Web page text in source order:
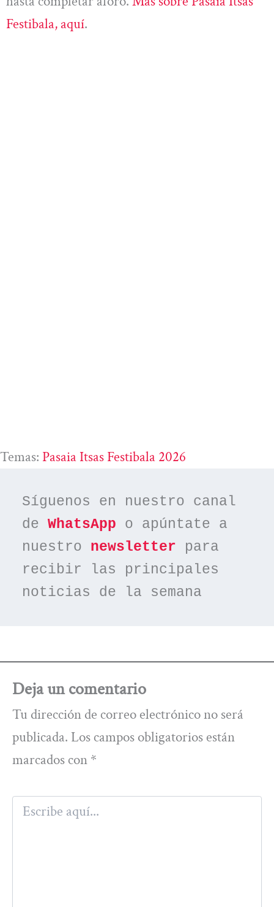
Festibala, aquí.
Temas: Pasaia Itsas Festibala 2026
Síguenos en nuestro canal
de WhatsApp o apúntate a
nuestro newsletter para
recibir las principales
noticias de la semana
Deja un comentario
Tu dirección de correo electrónico no será
publicada. Los campos obligatorios están
marcados con *
Escribe
aquí...